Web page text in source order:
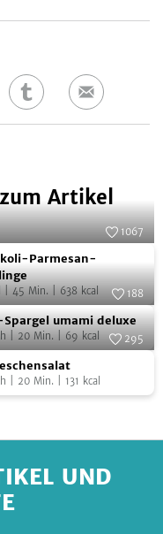
Auf
E-
Artikel
1067
Parmesan-
45 Min. 638 kcal
Foto:SevenCooks
188
umami deluxe
20 Min. 69 kcal 295
20 Min. 131 kcal
UND